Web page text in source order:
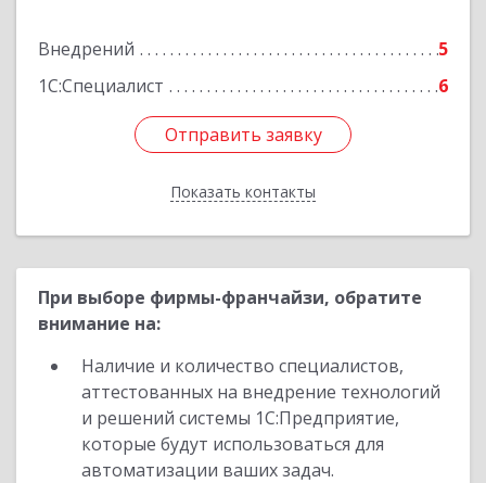
Внедрений
5
1С:Специалист
6
Отправить заявку
Показать контакты
Отправить заявку
Назад
При выборе фирмы-франчайзи, обратите
внимание на:
Наличие и количество специалистов,
аттестованных на внедрение технологий
и решений системы 1С:Предприятие,
которые будут использоваться для
автоматизации ваших задач.